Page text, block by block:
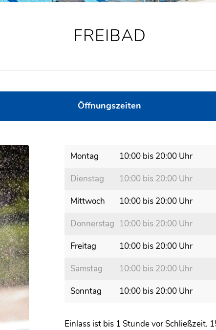
FREIBAD
Öffnungszeiten
Montag
10:00 bis 20:00 Uhr
Dienstag
10:00 bis 20:00 Uhr
Mittwoch
10:00 bis 20:00 Uhr
Donnerstag 10:00 bis 20:00 Uhr
Freitag
10:00 bis 20:00 Uhr
Samstag
10:00 bis 20:00 Uhr
Sonntag
10:00 bis 20:00 Uhr
Einlass ist bis 1 Stunde vor Schließzeit.